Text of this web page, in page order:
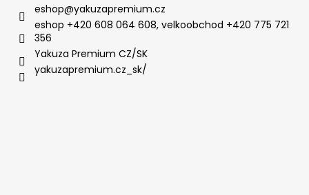
eshop@yakuzapremium.cz
eshop +420 608 064 608, velkoobchod +420 775 721
356
Yakuza Premium CZ/SK
yakuzapremium.cz_sk/